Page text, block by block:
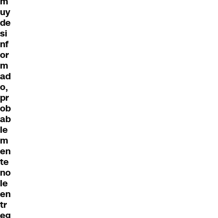
uy
de
si
nf
or
m
ad
o,
pr
ob
ab
le
m
en
te
no
le
en
tr